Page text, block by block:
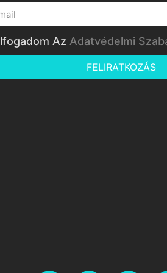
Az Adatvédelmi
FELIRATKOZÁS